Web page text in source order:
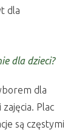
dla
dla dzieci?
dla
Plac
są częstymi